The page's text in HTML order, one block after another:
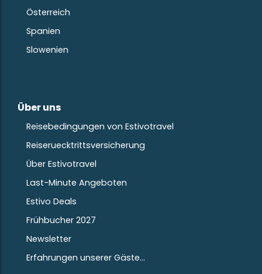
Österreich
Spanien
Slowenien
Über uns
Reisebedingungen von Estivotravel
Reiseruecktrittsversicherung
Über Estivotravel
Last-Minute Angeboten
Estivo Deals
Frühbucher 2027
Newsletter
Erfahrungen unserer Gäste…